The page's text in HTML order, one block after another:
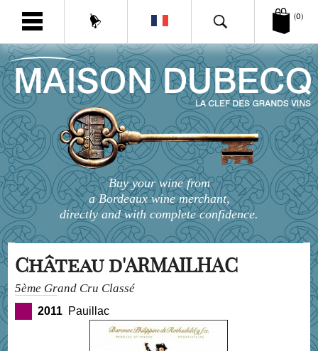
(0)
Buy your wine from
a Bordeaux wine merchant,
directly and with complete confidence.
Château d'ARMAILHAC
5ème Grand Cru Classé
2011 Pauillac